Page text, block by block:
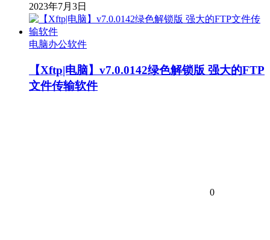
2023年7月3日
电脑办公软件
【Xftp|电脑】v7.0.0142绿色解锁版 强大的FTP
文件传输软件
0